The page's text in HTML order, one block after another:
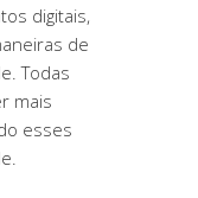
digitais,
de
Todas
mais
esses